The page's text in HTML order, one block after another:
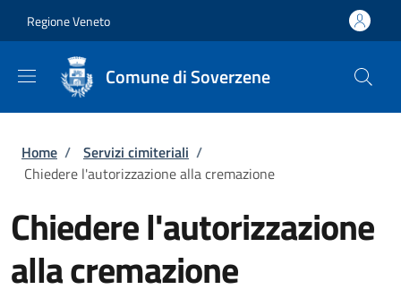
Regione Veneto
Comune di Soverzene
Briciole di pane
Home / Servizi cimiteriali /
Chiedere l'autorizzazione alla cremazione
Chiedere l'autorizzazione
alla cremazione